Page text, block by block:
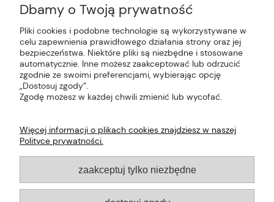
Plus Market Sp. z o.o. | Zakręcie 2K, 22-300
Krasnystaw, woj. lubelskie | sklep@plus-market.pl
| tel: 607 770 953 | NIP: 5170405164
O FIRMIE
Dbamy o Twoją prywatność
Pliki cookies i podobne technologie są wykorzystywane w
celu zapewnienia prawidłowego działania strony oraz jej
bezpieczeństwa. Niektóre pliki są niezbędne i stosowane
automatycznie. Inne możesz zaakceptować lub odrzucić
zgodnie ze swoimi preferencjami, wybierając opcję
„Dostosuj zgody”.
Zgodę możesz w każdej chwili zmienić lub wycofać.
Więcej informacji o plikach cookies znajdziesz w naszej
Polityce prywatności.
zaakceptuj tylko niezbędne